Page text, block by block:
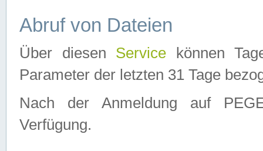
Abruf von Dateien
Über diesen Service können
Parameter der letzten 31 Tage
Nach der Anmeldung auf
Verfügung.